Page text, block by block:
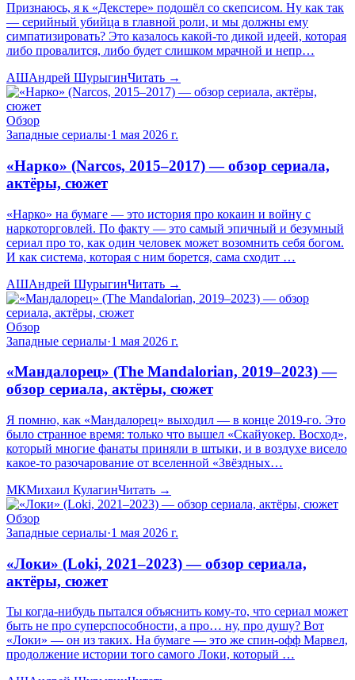
Признаюсь, я к «Декстере» подошёл со скепсисом. Ну как так
— серийный убийца в главной роли, и мы должны ему
симпатизировать? Это казалось какой-то дикой идеей, которая
либо провалится, либо будет слишком мрачной и непр…
АШАндрей ШурыгинЧитать →
Обзор
Западные сериалы·1 мая 2026 г.
«Нарко» (Narcos, 2015–2017) — обзор сериала,
актёры, сюжет
«Нарко» на бумаге — это история про кокаин и войну с
наркоторговлей. По факту — это самый эпичный и безумный
сериал про то, как один человек может возомнить себя богом.
И как система, которая с ним борется, сама сходит …
АШАндрей ШурыгинЧитать →
Обзор
Западные сериалы·1 мая 2026 г.
«Мандалорец» (The Mandalorian, 2019–2023) —
обзор сериала, актёры, сюжет
Я помню, как «Мандалорец» выходил — в конце 2019-го. Это
было странное время: только что вышел «Скайуокер. Восход»,
который многие фанаты приняли в штыки, и в воздухе висело
какое-то разочарование от вселенной «Звёздных…
МКМихаил КулагинЧитать →
Обзор
Западные сериалы·1 мая 2026 г.
«Локи» (Loki, 2021–2023) — обзор сериала,
актёры, сюжет
Ты когда-нибудь пытался объяснить кому-то, что сериал может
быть не про суперспособности, а про… ну, про душу? Вот
«Локи» — он из таких. На бумаге — это же спин-офф Марвел,
продолжение истории того самого Локи, который …